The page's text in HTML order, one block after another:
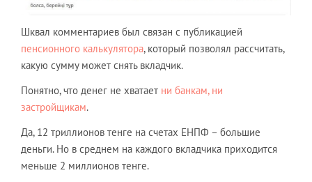
Шквал комментариев был связан с публикацией
пенсионного калькулятора, который позволял рассчитать,
какую сумму может снять вкладчик.
Понятно, что денег не хватает ни банкам, ни
застройщикам.
Да, 12 триллионов тенге на счетах ЕНПФ – большие
деньги. Но в среднем на каждого вкладчика приходится
меньше 2 миллионов тенге.